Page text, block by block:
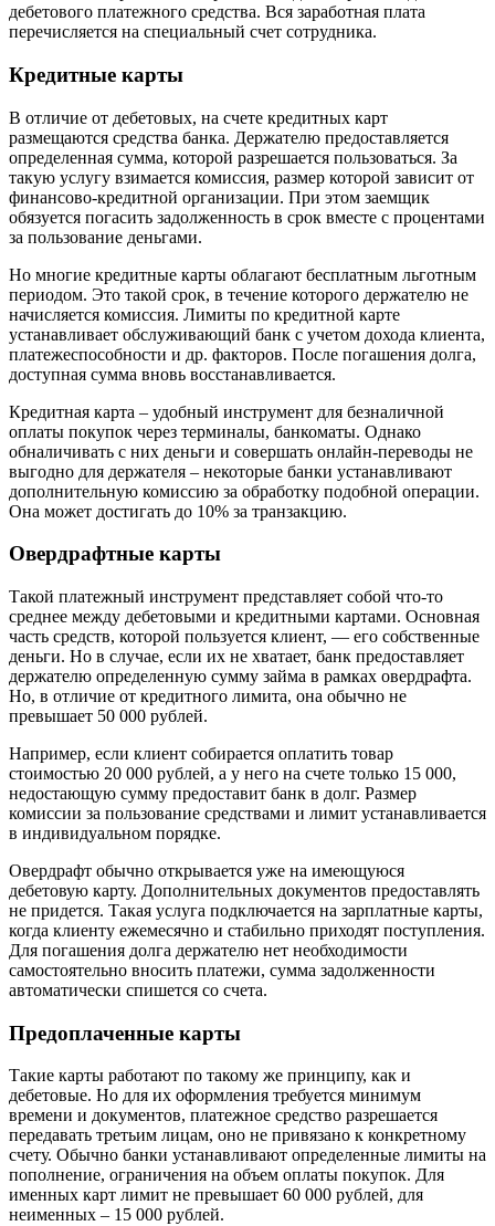
дебетового платежного средства. Вся заработная плата
перечисляется на специальный счет сотрудника.
Кредитные карты
В отличие от дебетовых, на счете кредитных карт
размещаются средства банка. Держателю предоставляется
определенная сумма, которой разрешается пользоваться. За
такую услугу взимается комиссия, размер которой зависит от
финансово-кредитной организации. При этом заемщик
обязуется погасить задолженность в срок вместе с процентами
за пользование деньгами.
Но многие кредитные карты облагают бесплатным льготным
периодом. Это такой срок, в течение которого держателю не
начисляется комиссия. Лимиты по кредитной карте
устанавливает обслуживающий банк с учетом дохода клиента,
платежеспособности и др. факторов. После погашения долга,
доступная сумма вновь восстанавливается.
Кредитная карта – удобный инструмент для безналичной
оплаты покупок через терминалы, банкоматы. Однако
обналичивать с них деньги и совершать онлайн-переводы не
выгодно для держателя – некоторые банки устанавливают
дополнительную комиссию за обработку подобной операции.
Она может достигать до 10% за транзакцию.
Овердрафтные карты
Такой платежный инструмент представляет собой что-то
среднее между дебетовыми и кредитными картами. Основная
часть средств, которой пользуется клиент, — его собственные
деньги. Но в случае, если их не хватает, банк предоставляет
держателю определенную сумму займа в рамках овердрафта.
Но, в отличие от кредитного лимита, она обычно не
превышает 50 000 рублей.
Например, если клиент собирается оплатить товар
стоимостью 20 000 рублей, а у него на счете только 15 000,
недостающую сумму предоставит банк в долг. Размер
комиссии за пользование средствами и лимит устанавливается
в индивидуальном порядке.
Овердрафт обычно открывается уже на имеющуюся
дебетовую карту. Дополнительных документов предоставлять
не придется. Такая услуга подключается на зарплатные карты,
когда клиенту ежемесячно и стабильно приходят поступления.
Для погашения долга держателю нет необходимости
самостоятельно вносить платежи, сумма задолженности
автоматически спишется со счета.
Предоплаченные карты
Такие карты работают по такому же принципу, как и
дебетовые. Но для их оформления требуется минимум
времени и документов, платежное средство разрешается
передавать третьим лицам, оно не привязано к конкретному
счету. Обычно банки устанавливают определенные лимиты на
пополнение, ограничения на объем оплаты покупок. Для
именных карт лимит не превышает 60 000 рублей, для
неименных – 15 000 рублей.